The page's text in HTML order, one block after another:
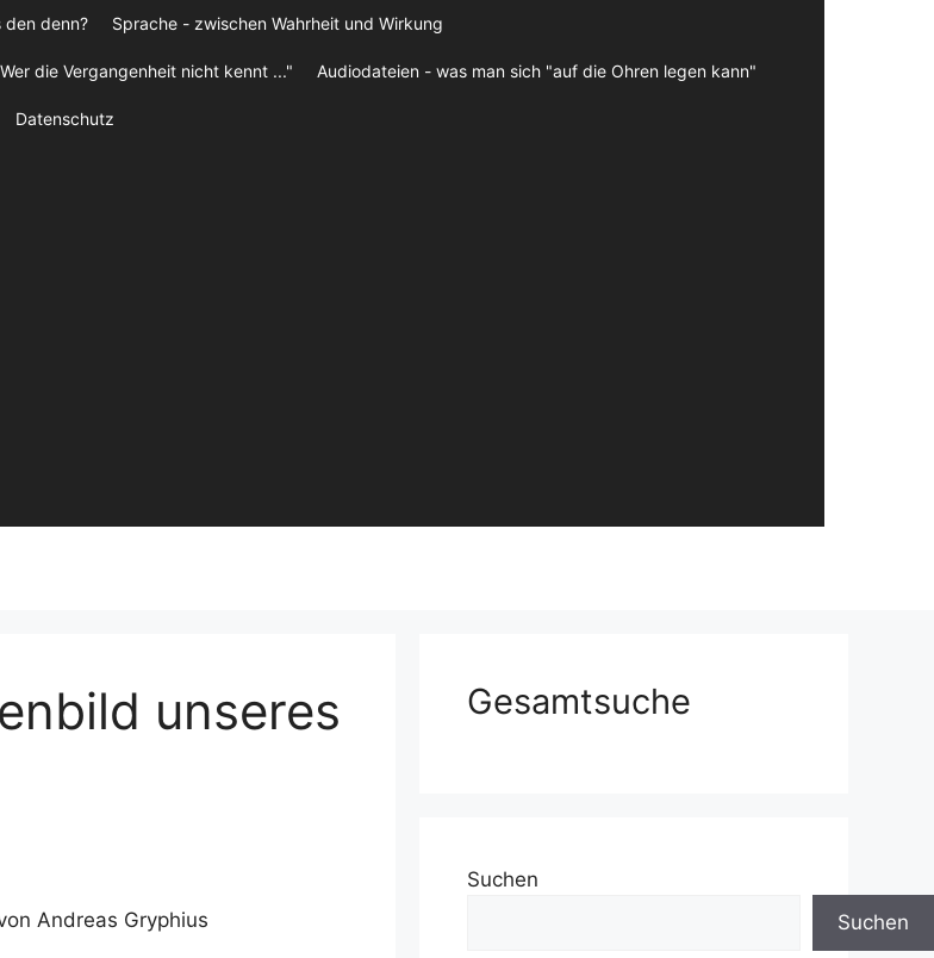
den denn? Sprache - zwischen Wahrheit und Wirkung
die Vergangenheit nicht kennt ..." Audiodateien - was man sich "auf die Ohren legen kann"
Datenschutz
unseres
Andreas Gryphius
Gesamtsuche
Suchen
Suchen